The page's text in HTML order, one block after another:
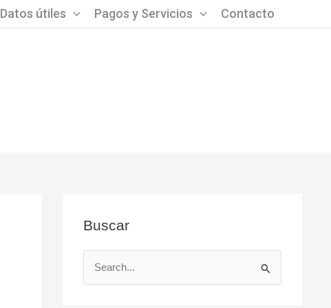
Datos útiles Pagos y Servicios Contacto
Buscar